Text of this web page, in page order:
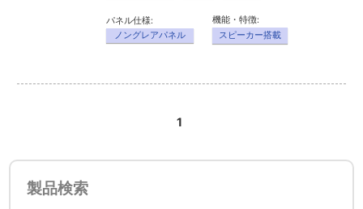
パネル仕様:
ノングレアパネル
機能・特徴:
スピーカー搭載
1
製品検索